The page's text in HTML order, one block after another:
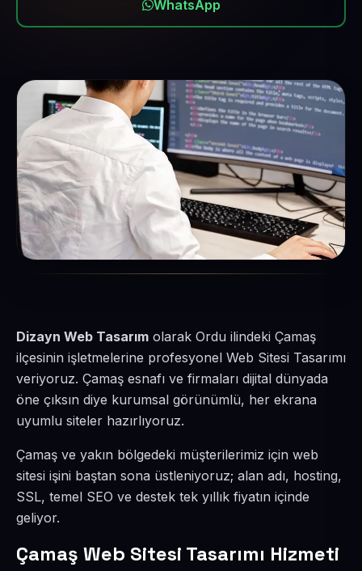
WhatsApp
Dizayn Web Tasarım olarak Ordu ilindeki Çamaş
ilçesinin işletmelerine profesyonel Web Sitesi Tasarımı
veriyoruz. Çamaş esnafı ve firmaları dijital dünyada
öne çıksın diye kurumsal görünümlü, her ekrana
uyumlu siteler hazırlıyoruz.
Çamaş ve yakın bölgedeki müşterilerimiz için web
sitesi işini baştan sona üstleniyoruz; alan adı, hosting,
SSL, temel SEO ve destek tek yıllık fiyatın içinde
geliyor.
Çamaş Web Sitesi Tasarımı Hizmeti